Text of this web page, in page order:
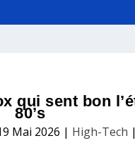
qui sent bon
80’s
Mai 2026 | High-Tech